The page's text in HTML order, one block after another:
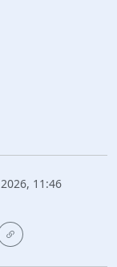
11:46